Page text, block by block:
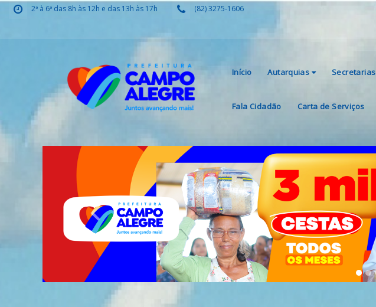
2ª à 6ª das 8h às 12h e das 13h às 17h (82) 3275-1606
Início Autarquias Secretarias
Fala Cidadão Carta de Serviços
Previous